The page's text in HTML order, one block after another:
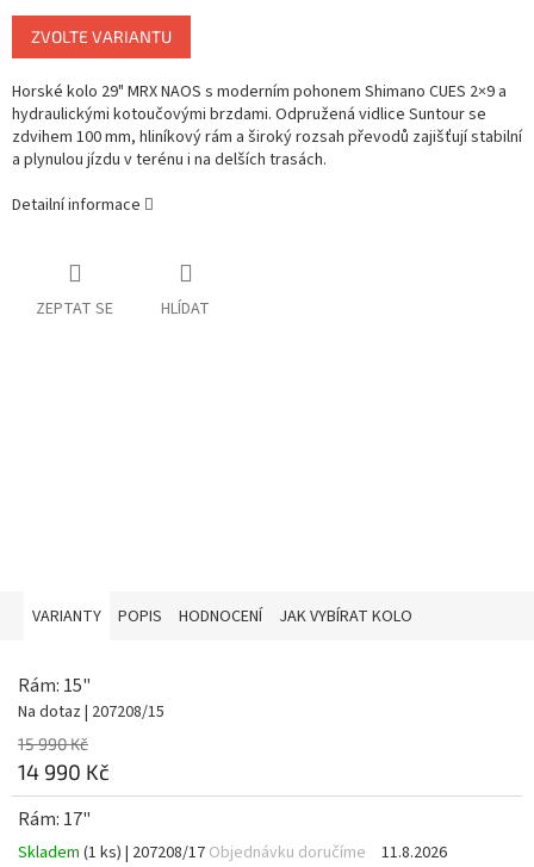
cena:
ZVOLTE VARIANTU
Horské kolo 29" MRX NAOS s moderním pohonem Shimano CUES 2×9 a
hydraulickými kotoučovými brzdami. Odpružená vidlice Suntour se
zdvihem 100 mm, hliníkový rám a široký rozsah převodů zajišťují stabilní
a plynulou jízdu v terénu i na delších trasách.
Detailní informace
ZEPTAT SE HLÍDAT
VARIANTY POPIS HODNOCENÍ JAK VYBÍRAT KOLO
Rám: 15"
Na dotaz| 207208/15
15 990 Kč
14 990 Kč
Rám: 17"
Skladem (1 ks) | 207208/17 Objednávku doručíme 11.8.2026